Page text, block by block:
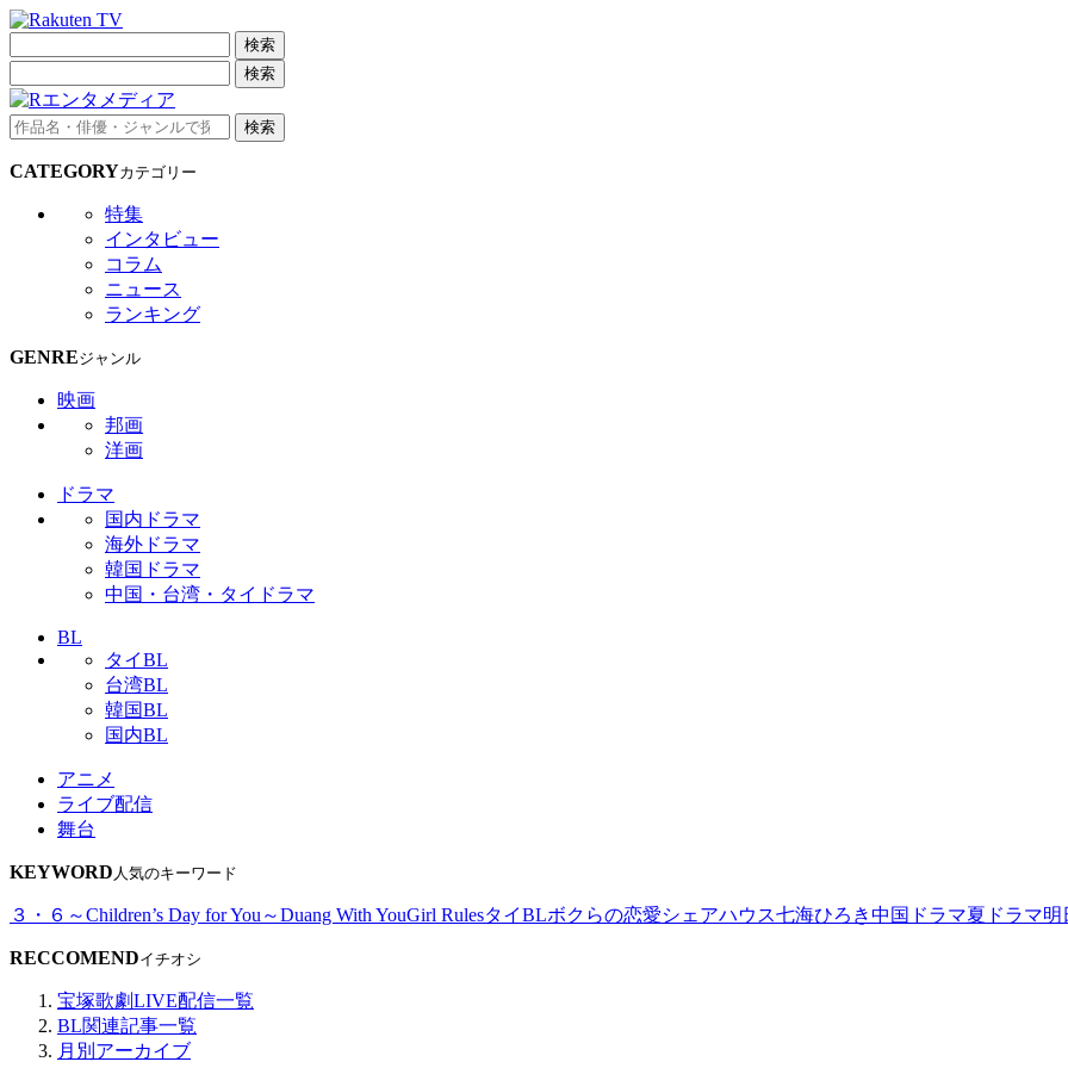
検索
検索
検索
CATEGORYカテゴリー
特集
インタビュー
コラム
ニュース
ランキング
GENREジャンル
映画
邦画
洋画
ドラマ
国内ドラマ
海外ドラマ
韓国ドラマ
中国・台湾・タイドラマ
BL
タイBL
台湾BL
韓国BL
国内BL
アニメ
ライブ配信
舞台
KEYWORD 人気のキーワード
３・６～Children’s Day for You～Duang With YouGirl RulesタイBLボクらの恋愛シェアハウス七海ひろき中国ドラマ夏ドラマ明
RECCOMENDイチオシ
宝塚歌劇LIVE配信一覧
BL関連記事一覧
月別アーカイブ